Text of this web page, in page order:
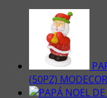
(50PZ)